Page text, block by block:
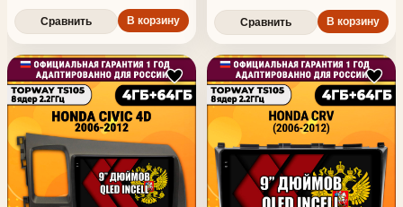
Хонда Цивик, Android
магнитола, Хонда Цивик
Сравнить В корзину
магнитола
Сравнить В корзину